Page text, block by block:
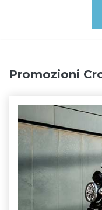
Promozioni